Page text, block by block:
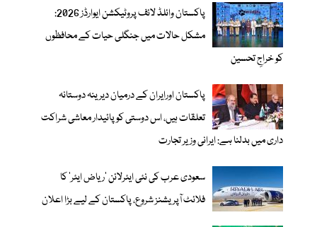
پاکستان وائلڈ لائف پروٹیکشن ایوارڈز 2026:
مشکل حالات میں جنگلی حیات کے محافظوں
کو خراجِ تحسین
پاکستان اورایران کے درمیان دیرینہ دوستانہ
تعلقات ہیں، اس دوستی کوپائیدار معاشی شراکت
داری میں بدلنا ہے: ایرانی وزیر تجارت
سعودی عرب کی نئی ایئرلائن ‘ریاض ایئر’ کا
فلائٹ آپریشنز شروع، پاکستان کے لیے بڑا اعلان